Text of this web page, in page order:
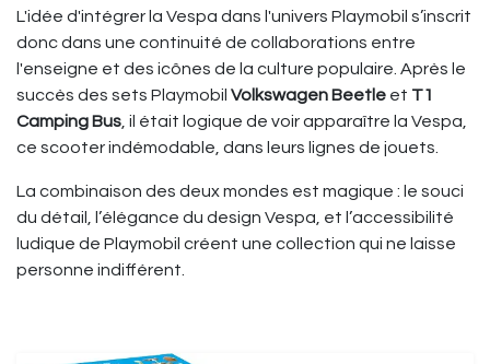
L'idée d'intégrer la Vespa dans l'univers Playmobil s’inscrit
donc dans une continuité de collaborations entre
l'enseigne et des icônes de la culture populaire. Après le
succès des sets Playmobil Volkswagen Beetle et T1
Camping Bus, il était logique de voir apparaître la Vespa,
ce scooter indémodable, dans leurs lignes de jouets.
La combinaison des deux mondes est magique : le souci
du détail, l’élégance du design Vespa, et l’accessibilité
ludique de Playmobil créent une collection qui ne laisse
personne indifférent.